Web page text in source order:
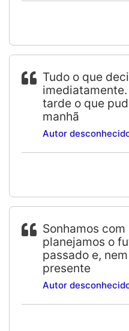
Tudo o que
tarde o que
manhã
Autor
Sonhamos
planejamos o
passado e,
presente
Autor